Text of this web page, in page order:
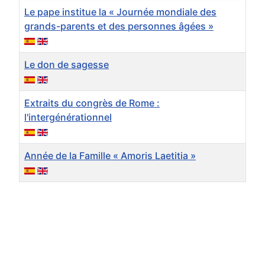
Le pape institue la « Journée mondiale des
grands-parents et des personnes âgées »
Le don de sagesse
Extraits du congrès de Rome :
l'intergénérationnel
Année de la Famille « Amoris Laetitia »